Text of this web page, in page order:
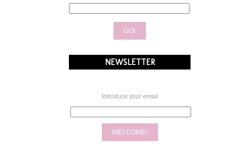
NEWSLETTER
Introduce your email